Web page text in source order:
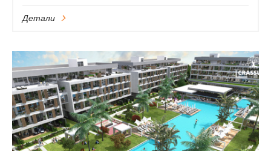
Детали